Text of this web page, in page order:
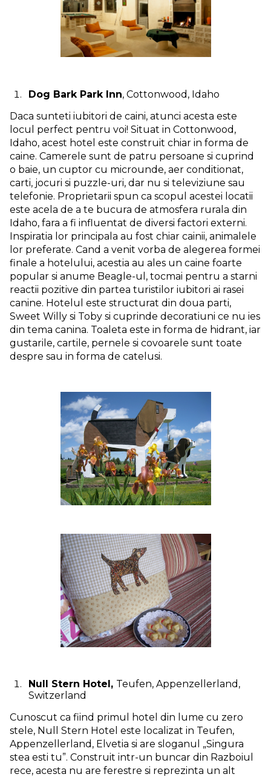
Dog Bark Park Inn, Cottonwood, Idaho
Daca sunteti iubitori de caini, atunci acesta este
locul perfect pentru voi! Situat in Cottonwood,
Idaho, acest hotel este construit chiar in forma de
caine. Camerele sunt de patru persoane si cuprind
o baie, un cuptor cu microunde, aer conditionat,
carti, jocuri si puzzle-uri, dar nu si televiziune sau
telefonie. Proprietarii spun ca scopul acestei locatii
este acela de a te bucura de atmosfera rurala din
Idaho, fara a fi influentat de diversi factori externi.
Inspiratia lor principala au fost chiar cainii, animalele
lor preferate. Cand a venit vorba de alegerea formei
finale a hotelului, acestia au ales un caine foarte
popular si anume Beagle-ul, tocmai pentru a starni
reactii pozitive din partea turistilor iubitori ai rasei
canine. Hotelul este structurat din doua parti,
Sweet Willy si Toby si cuprinde decoratiuni ce nu ies
din tema canina. Toaleta este in forma de hidrant, iar
gustarile, cartile, pernele si covoarele sunt toate
despre sau in forma de catelusi.
Null Stern Hotel, Teufen, Appenzellerland,
Switzerland
Cunoscut ca fiind primul hotel din lume cu zero
stele, Null Stern Hotel este localizat in Teufen,
Appenzellerland, Elvetia si are sloganul „Singura
stea esti tu”. Construit intr-un buncar din Razboiul
rece, acesta nu are ferestre si reprezinta un alt